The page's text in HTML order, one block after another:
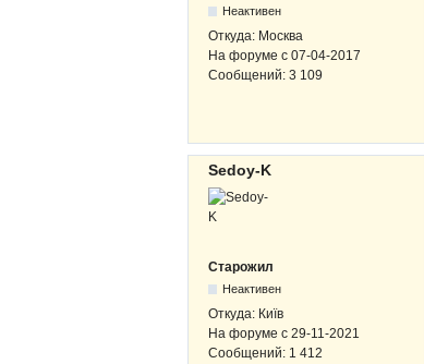
Неактивен
Откуда: Москва
На форуме с 07-04-2017
Сообщений: 3 109
Sedoy-K
Старожил
Неактивен
Откуда: Київ
На форуме с 29-11-2021
Сообщений: 1 412